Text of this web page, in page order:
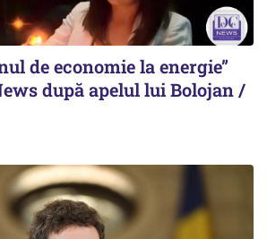
de economie la energie”
după apelul lui Bolojan /